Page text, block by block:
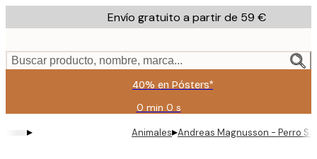
to
content.
Envío gratuito a partir de 59 €
Buscar producto, nombre, marca...
40% en Pósters*
0 min 0 s
Válido
hasta:
2026-
▸ Animales▸Andreas Magnusson - Perro